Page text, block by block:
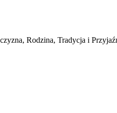
Rodzina, Tradycja i